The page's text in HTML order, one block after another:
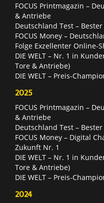
FOCUS Printmagazin –
& Antriebe
Deutschland Test –
FOCUS Money –
Folge Exzellenter Online-
DIE WELT – Nr. 1 in
Tore & Antriebe)
DIE WELT – Preis-
2025
FOCUS Printmagazin –
& Antriebe
Deutschland Test –
FOCUS Money – Digital
Zukunft Nr. 1
DIE WELT – Nr. 1 in
Tore & Antriebe)
DIE WELT – Preis-
2024